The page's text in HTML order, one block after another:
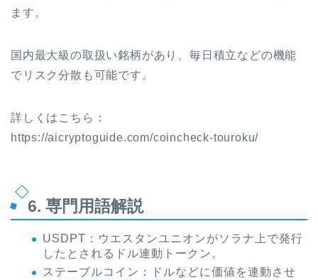
ます。
国内最大級の取扱い銘柄があり、毎日積立などの機能
でリスク分散も可能です。
詳しくはこちら：
https://aicryptoguide.com/coincheck-touroku/
6. 専門用語解説
USDPT：ウエスタンユニオンがソラナ上で発行
したとされるドル連動トークン。
ステーブルコイン：ドルなどに価値を連動させ